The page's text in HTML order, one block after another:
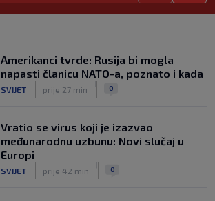
Junak riječke pobjede priznao: ‘Nisam
SK
|
6. kol.
Pajaziti: Pokušat ćemo biti bolji protiv
Amerikanci tvrde: Rusija bi mogla
napasti članicu NATO-a, poznato i kada
SVIJET prije 27 min 0
Vratio se virus koji je izazvao
međunarodnu uzbunu: Novi slučaj u
Europi
SVIJET prije 42 min 0